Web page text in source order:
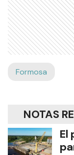
Formosa
NOTAS
El